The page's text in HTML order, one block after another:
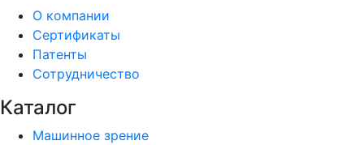
О компании
Сертификаты
Патенты
Сотрудничество
Каталог
Машинное зрение